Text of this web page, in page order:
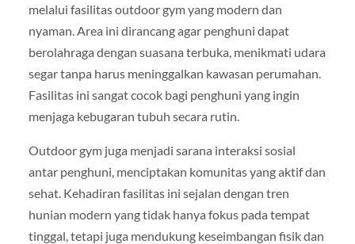
melalui fasilitas outdoor gym yang modern dan
nyaman. Area ini dirancang agar penghuni dapat
berolahraga dengan suasana terbuka, menikmati udara
segar tanpa harus meninggalkan kawasan perumahan.
Fasilitas ini sangat cocok bagi penghuni yang ingin
menjaga kebugaran tubuh secara rutin.
Outdoor gym juga menjadi sarana interaksi sosial
antar penghuni, menciptakan komunitas yang aktif dan
sehat. Kehadiran fasilitas ini sejalan dengan tren
hunian modern yang tidak hanya fokus pada tempat
tinggal, tetapi juga mendukung keseimbangan fisik dan